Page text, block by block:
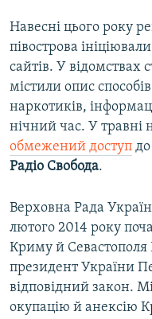
Навесні цього року
півострова
сайтів. У
містили опис
наркотиків,
нічний час. У травні
обмежений доступ
Радіо Свобода.
Верховна Рада
лютого 2014 року
Криму й Севастополя
президент України
відповідний закон.
окупацію й анексію